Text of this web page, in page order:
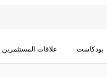
بودكاست علاقات المستثمرين